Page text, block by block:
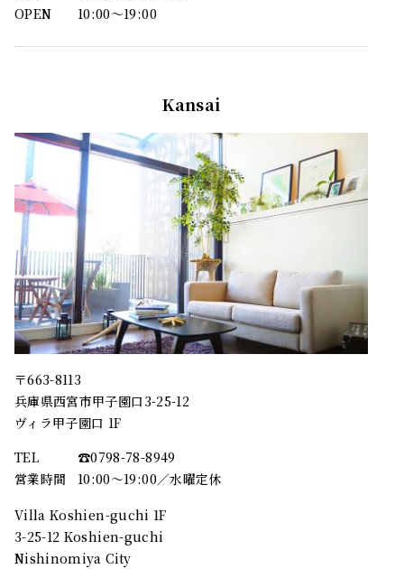
OPEN
10:00〜19:00
Kansai
〒663-8113
兵庫県西宮市甲子園口3-25-12
ヴィラ甲子園口 1F
TEL
☎︎0798-78-8949
営業時間
10:00～19:00／水曜定休
Villa Koshien-guchi 1F
3-25-12 Koshien-guchi
Nishinomiya City